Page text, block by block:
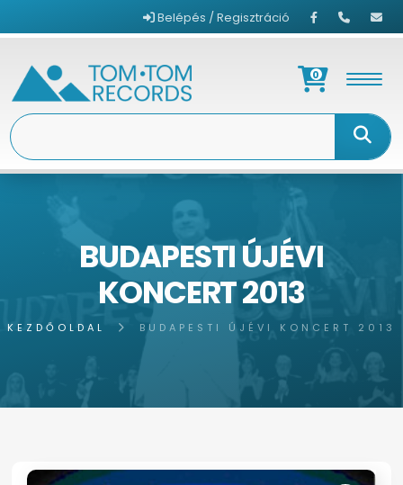
Belépés / Regisztráció
0
BUDAPESTI ÚJÉVI
KONCERT 2013
KEZDŐOLDAL BUDAPESTI ÚJÉVI KONCERT 2013